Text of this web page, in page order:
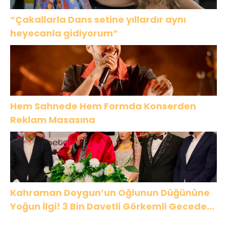
“Çakallarla Dans setine yıllardır aynı
heyecanla gidiyorum”
Hem Sahnede Hem Formda Konserden
Reklam Masasına
Kahraman Doygun’un Oğlunun Düğününe
Yoğun İlgi! 3 Bin Davetli Görkemli Gecede